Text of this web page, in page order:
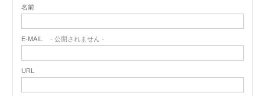
名前
E-MAIL - 公開されません -
URL